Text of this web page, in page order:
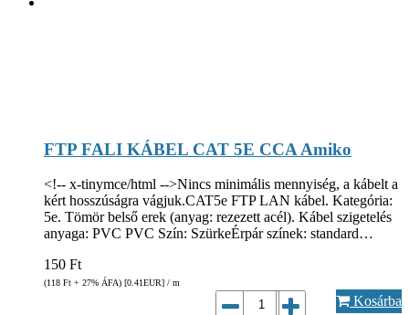
FTP FALI KÁBEL CAT 5E CCA Amiko
<!-- x-tinymce/html -->Nincs minimális mennyiség, a kábelt a
kért hosszúságra vágjuk.CAT5e FTP LAN kábel. Kategória:
5e. Tömör belső erek (anyag: rezezett acél). Kábel szigetelés
anyaga: PVC PVC Szín: SzürkeÉrpár színek: standard…
150 Ft
(118 Ft + 27% ÁFA) [0.41EUR] / m
Kosárba